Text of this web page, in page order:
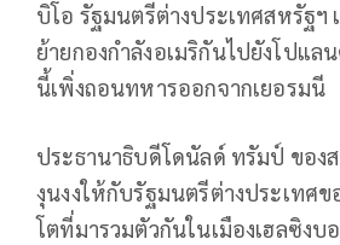
บิโอ รัฐมนตรีต่างประเทศสหรัฐฯ
ย้ายกองกำลังอเมริกันไปยังโปแ
นี้เพิ่งถอนทหารออกจากเยอรมนี
ประธานาธิบดีโดนัลด์ ทรัมป์ ของ
งุนงงให้กับรัฐมนตรีต่างประเทศ
โตที่มารวมตัวกันในเมืองเฮลซิงบ